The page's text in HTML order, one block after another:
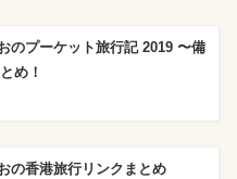
のプーケット旅行記 2019 〜備
め！
の香港旅行リンクまとめ